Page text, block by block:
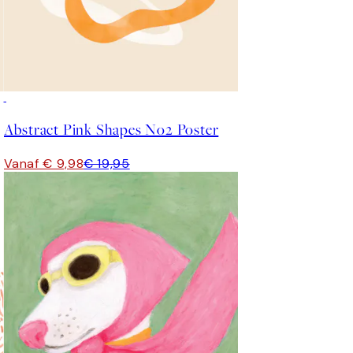
Abstract Pink Shapes No2 Poster
Vanaf € 9,98€ 19,95